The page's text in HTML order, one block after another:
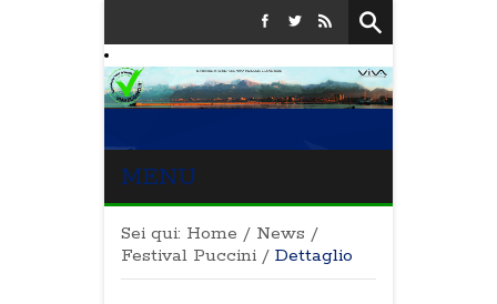
MENU
Sei qui: Home / News /
Festival Puccini / Dettaglio